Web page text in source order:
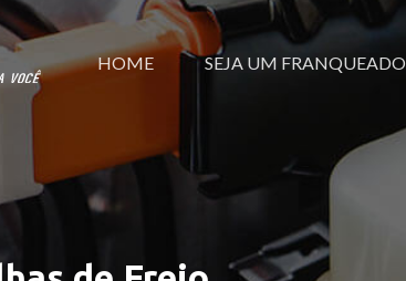
HOME SEJA UM FRANQUEADO